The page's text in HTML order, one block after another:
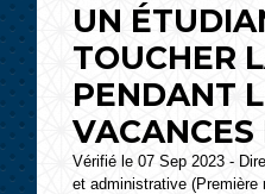
UN
TOUCHER
PENDANT
VACANCES
Vérifié le 07 Sep 2023 -
et administrative (Première